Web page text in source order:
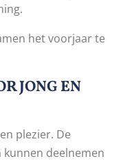
het voorjaar te
JONG EN
plezier. De
deelnemen